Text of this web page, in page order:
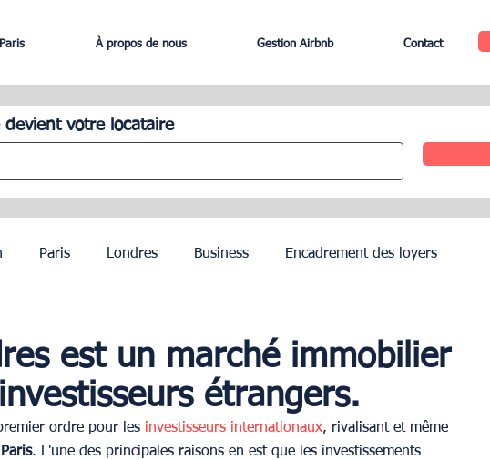
À propos de nous Gestion Airbnb Contact
devient votre locataire
Paris Londres Business Encadrement des loyers
Zurich Geneva Saint-Tropez Côte d’Azur
est un marché immobilier
étrangers.
ordre pour les investisseurs internationaux, rivalisant et même
Paris. L'une des principales raisons en est que les investissements